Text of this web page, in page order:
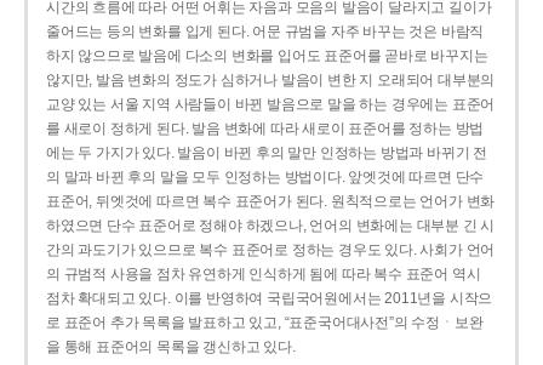
시간의 흐름에 따라 어떤 어휘는 자음과 모음의 발음이 달라지고 길이가
줄어드는 등의 변화를 입게 된다. 어문 규범을 자주 바꾸는 것은 바람직
하지 않으므로 발음에 다소의 변화를 입어도 표준어를 곧바로 바꾸지는
않지만, 발음 변화의 정도가 심하거나 발음이 변한 지 오래되어 대부분의
교양 있는 서울 지역 사람들이 바뀐 발음으로 말을 하는 경우에는 표준어
를 새로이 정하게 된다. 발음 변화에 따라 새로이 표준어를 정하는 방법
에는 두 가지가 있다. 발음이 바뀐 후의 말만 인정하는 방법과 바뀌기 전
의 말과 바뀐 후의 말을 모두 인정하는 방법이다. 앞엣것에 따르면 단수
표준어, 뒤엣것에 따르면 복수 표준어가 된다. 원칙적으로는 언어가 변화
하였으면 단수 표준어로 정해야 하겠으나, 언어의 변화에는 대부분 긴 시
간의 과도기가 있으므로 복수 표준어로 정하는 경우도 있다. 사회가 언어
의 규범적 사용을 점차 유연하게 인식하게 됨에 따라 복수 표준어 역시
점차 확대되고 있다. 이를 반영하여 국립국어원에서는 2011년을 시작으
로 표준어 추가 목록을 발표하고 있고, “표준국어대사전”의 수정ㆍ보완
을 통해 표준어의 목록을 갱신하고 있다.